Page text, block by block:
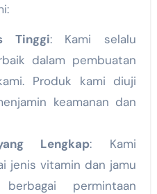
Tinggi: Kami selalu
dalam pembuatan
Produk kami diuji
keamanan dan
Lengkap: Kami
jenis vitamin dan jamu
permintaan